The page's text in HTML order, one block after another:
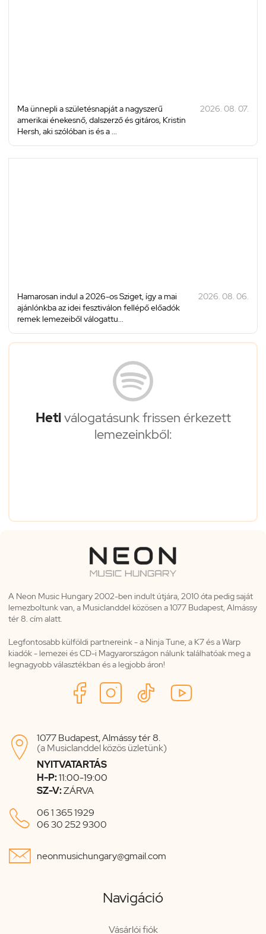
Ma ünnepli a születésnapját a nagyszerű
amerikai énekesnő, dalszerző és gitáros, Kristin
Hersh, aki szólóban is és a ...
2026. 08. 07.
Hamarosan indul a 2026-os Sziget, így a mai
ajánlónkba az idei fesztiválon fellépő előadók
remek lemezeiből válogattu...
2026. 08. 06.
Hetiválogatásunk frissen érkezett
lemezeinkből:
A Neon Music Hungary 2002-ben indult útjára, 2010 óta pedig saját
lemezboltunk van, a Musiclanddel közösen a 1077 Budapest, Almássy
tér 8. cím alatt.
Legfontosabb külföldi partnereink - a Ninja Tune, a K7 és a Warp
kiadók - lemezei és CD-i Magyarországon nálunk találhatóak meg a
legnagyobb választékban és a legjobb áron!

1077 Budapest, Almássy tér 8.
(a Musiclanddel közös üzletünk)
NYITVATARTÁS
H-P:11:00-19:00
SZ-V:ZÁRVA
 06 1 365 1929
06 30 252 9300
 neonmusichungary@gmail.com
Navigáció
Vásárlói fiók